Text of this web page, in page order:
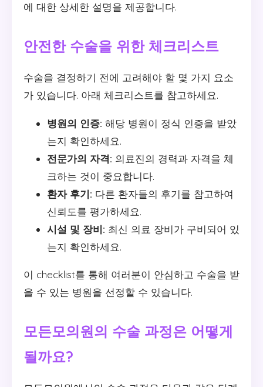
에 대한 상세한 설명을 제공합니다.
안전한 수술을 위한 체크리스트
수술을 결정하기 전에 고려해야 할 몇 가지 요소
가 있습니다. 아래 체크리스트를 참고하세요.
병원의 인증: 해당 병원이 정식 인증을 받았
는지 확인하세요.
전문가의 자격: 의료진의 경력과 자격을 체
크하는 것이 중요합니다.
환자 후기: 다른 환자들의 후기를 참고하여
신뢰도를 평가하세요.
시설 및 장비: 최신 의료 장비가 구비되어 있
는지 확인하세요.
이 checklist를 통해 여러분이 안심하고 수술을 받
을 수 있는 병원을 선정할 수 있습니다.
모든모의원의 수술 과정은 어떻게
될까요?